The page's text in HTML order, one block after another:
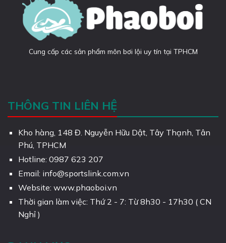
Cung cấp các sản phẩm môn bơi lội uy tín tại TPHCM
THÔNG TIN LIÊN HỆ
Kho hàng, 148 Đ. Nguyễn Hữu Dật, Tây Thạnh, Tân
Phú, TPHCM
Hotline: 0987 623 207
Email: info@sportslink.com.vn
Website: www.phaoboi.vn
Thời gian làm việc: Thứ 2 - 7: Từ 8h30 - 17h30 ( CN
Nghỉ )